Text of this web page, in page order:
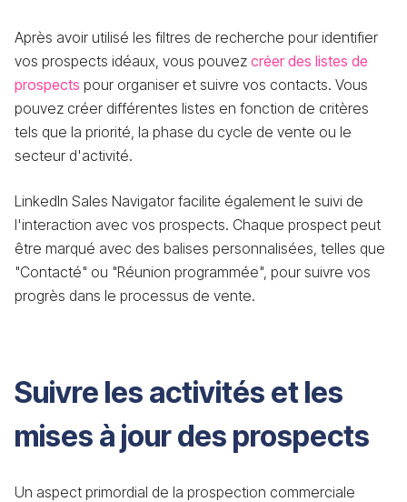
Après avoir utilisé les filtres de recherche pour identifier
vos prospects idéaux, vous pouvez créer des listes de
prospects pour organiser et suivre vos contacts. Vous
pouvez créer différentes listes en fonction de critères
tels que la priorité, la phase du cycle de vente ou le
secteur d'activité.
LinkedIn Sales Navigator facilite également le suivi de
l'interaction avec vos prospects. Chaque prospect peut
être marqué avec des balises personnalisées, telles que
"Contacté" ou "Réunion programmée", pour suivre vos
progrès dans le processus de vente.
Suivre les activités et les
mises à jour des prospects
Un aspect primordial de la prospection commerciale